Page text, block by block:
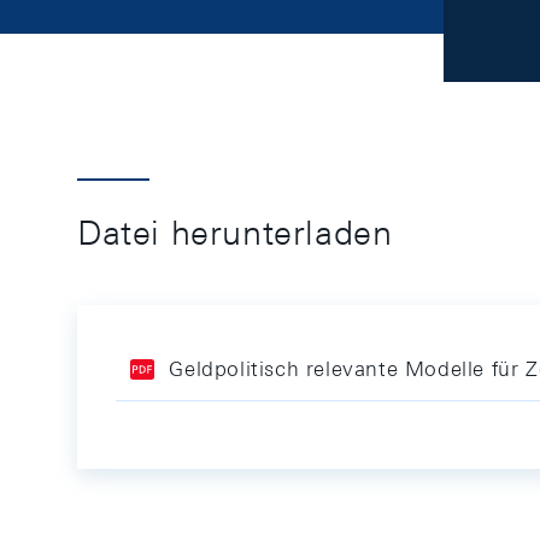
Datei herunterladen
Geldpolitisch relevante Modelle für